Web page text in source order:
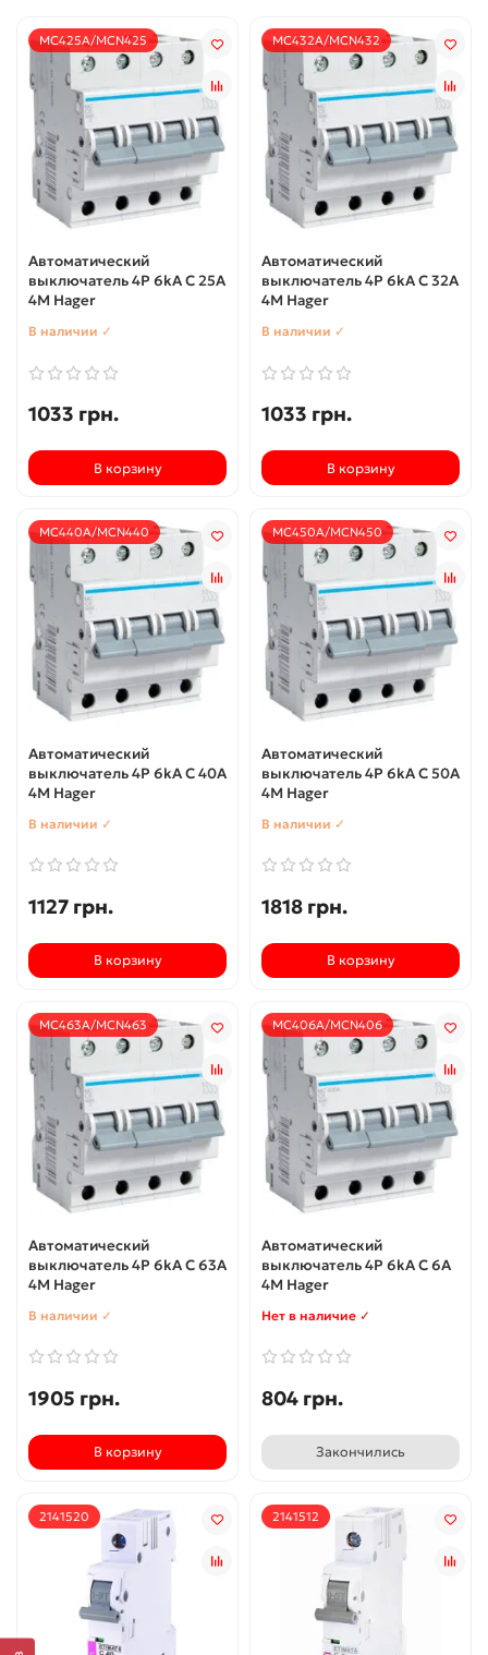
MC425A/MCN425
Автоматический
выключатель 4P 6kA C 25A
4M Hager
В наличии ✓
1033 грн.
В корзину
MC432A/MCN432
Автоматический
выключатель 4P 6kA C 32A
4M Hager
В наличии ✓
1033 грн.
В корзину
MC440A/MCN440
Автоматический
выключатель 4P 6kA C 40A
4M Hager
В наличии ✓
1127 грн.
В корзину
MC450A/MCN450
Автоматический
выключатель 4P 6kA C 50A
4M Hager
В наличии ✓
1818 грн.
В корзину
MC463A/MCN463
Автоматический
выключатель 4P 6kA C 63A
4M Hager
В наличии ✓
1905 грн.
В корзину
MC406A/MCN406
Автоматический
выключатель 4P 6kA C 6A
4M Hager
Нет в наличие ✓
804 грн.
Закончились
2141520 2141512